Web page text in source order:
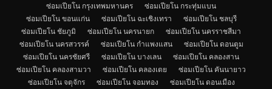
ซ่อมเปียโน กรุงเทพมหานคร
ซ่อมเปียโน กระทุ่มแบน
ซ่อมเปียโน ขอนแก่น
ซ่อมเปียโน ฉะเชิงเทรา
ซ่อมเปียโน ชลบุรี
ซ่อมเปียโน ชัยภูมิ
ซ่อมเปียโน นครนายก
ซ่อมเปียโน นครราชสีมา
ซ่อมเปียโน นครสวรรค์
ซ่อมเปียโน กำแพงแสน
ซ่อมเปียโน ดอนตูม
ซ่อมเปียโน นครชัยศรี
ซ่อมเปียโน บางเลน
ซ่อมเปียโน คลองสาน
ซ่อมเปียโน คลองสามวา
ซ่อมเปียโน คลองเตย
ซ่อมเปียโน คันนายาว
ซ่อมเปียโน จตุจักร
ซ่อมเปียโน จอมทอง
ซ่อมเปียโน ดอนเมือง